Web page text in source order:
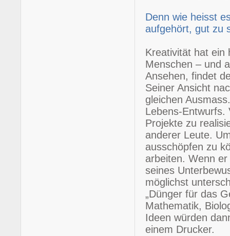
Denn wie heisst
aufgehört, gut zu
Kreativität hat ein
Menschen – und
Ansehen, findet
Seiner Ansicht
gleichen
Lebens-Entwurfs.
Projekte zu
anderer Leute.
ausschöpfen zu
arbeiten. Wenn
seines
möglichst
„Dünger für das
Mathematik,
Ideen würden
einem Drucker.